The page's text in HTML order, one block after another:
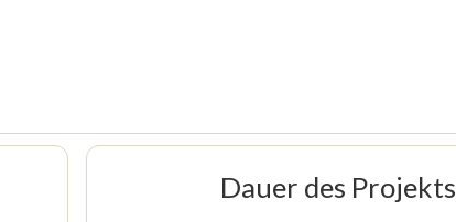
Dauer des Projekts